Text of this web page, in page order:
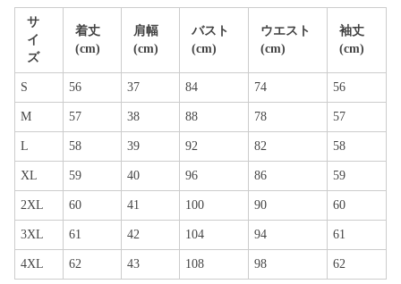
サ
イ
ズ
着丈
(cm)
肩幅
(cm)
バスト
(cm)
ウエスト
(cm)
袖丈
(cm)
S 56 37 84 74 56
M 57 38 88 78 57
L 58 39 92 82 58
XL 59 40 96 86 59
2XL 60 41 100 90 60
3XL 61 42 104 94 61
4XL 62 43 108 98 62